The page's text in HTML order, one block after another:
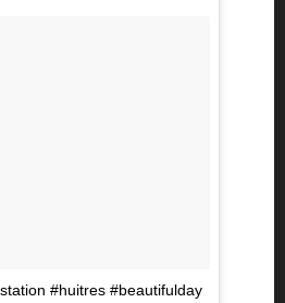
#huitres #beautifulday